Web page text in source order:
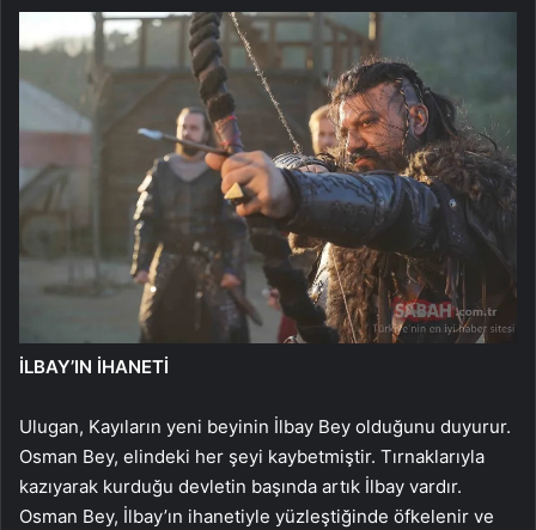
İLBAY’IN İHANETİ
Ulugan, Kayıların yeni beyinin İlbay Bey olduğunu duyurur.
Osman Bey, elindeki her şeyi kaybetmiştir. Tırnaklarıyla
kazıyarak kurduğu devletin başında artık İlbay vardır.
Osman Bey, İlbay’ın ihanetiyle yüzleştiğinde öfkelenir ve